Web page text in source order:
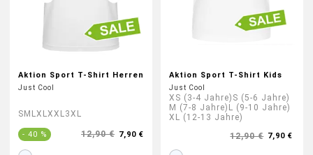
Aktion Sport T-Shirt Herren
Just Cool
SM L XL XXL 3XL
- 40 % 12,90 € 7,90 €
Aktion Sport T-Shirt Kids
Just Cool
XS (3-4 Jahre) S (5-6 Jahre)
M (7-8 Jahre) L (9-10 Jahre)
XL (12-13 Jahre)
12,90 € 7,90 €